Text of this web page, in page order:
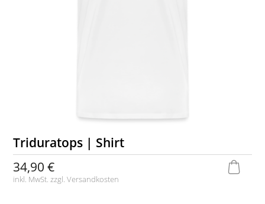
Triduratops | Shirt
34,90 €
inkl. MwSt. zzgl.Versandkosten